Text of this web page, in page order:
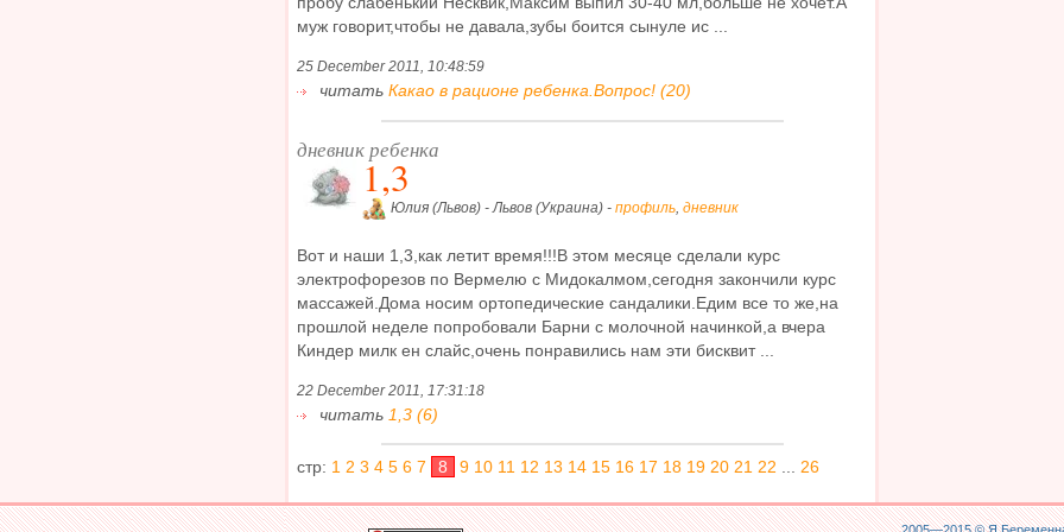
муж говорит,чтобы не давала,зубы боится сынуле ис ...
25 December 2011, 10:48:59
читать Какао в рационе ребенка.Вопрос! (20)
дневник ребенка
1,3
Юлия (Львов) - Львов (Украина) - профиль, дневник
Вот и наши 1,3,как летит время!!!В этом месяце сделали курс
электрофорезов по Вермелю с Мидокалмом,сегодня закончили курс
массажей.Дома носим ортопедические сандалики.Едим все то же,на
прошлой неделе попробовали Барни с молочной начинкой,а вчера
Киндер милк ен слайс,очень понравились нам эти бисквит ...
22 December 2011, 17:31:18
читать 1,3 (6)
стр: 1 2 3 4 5 6 7 8 9 10 11 12 13 14 15 16 17 18 19 20 21 22 26